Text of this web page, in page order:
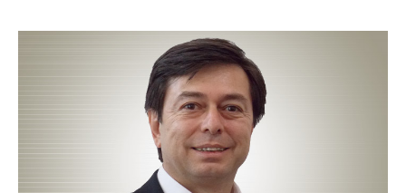
Tendências